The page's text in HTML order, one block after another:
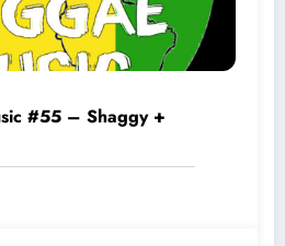
#55 – Shaggy +